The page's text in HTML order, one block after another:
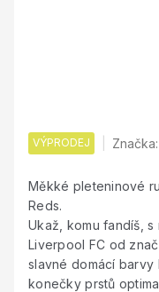
VÝPRODEJ
Měkké pleteninové
Reds.
Ukaž, komu fandíš,
Liverpool FC od
slavné domácí barvy
konečky prstů